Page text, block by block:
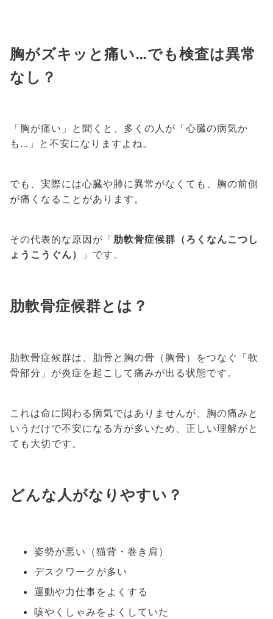
胸がズキッと痛い…でも検査は異常
なし？
「胸が痛い」と聞くと、多くの人が「心臓の病気か
も…」と不安になりますよね。
でも、実際には心臓や肺に異常がなくても、胸の前側
が痛くなることがあります。
その代表的な原因が「肋軟骨症候群（ろくなんこつし
ょうこうぐん）
」です。
肋軟骨症候群とは？
肋軟骨症候群は、肋骨と胸の骨（胸骨）をつなぐ「軟
骨部分」が炎症を起こして痛みが出る状態です。
これは命に関わる病気ではありませんが、胸の痛みと
いうだけで不安になる方が多いため、正しい理解がと
ても大切です。
どんな人がなりやすい？
姿勢が悪い（猫背・巻き肩）
デスクワークが多い
運動や力仕事をよくする
咳やくしゃみをよくしていた